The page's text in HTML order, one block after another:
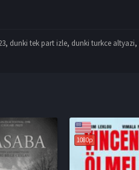
, dunki tek part izle, dunki turkce altyazi,
1080p